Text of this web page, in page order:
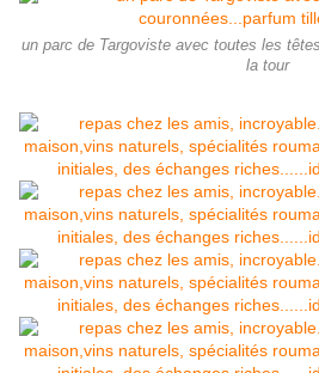
un parc de Targoviste avec toutes les
la tour